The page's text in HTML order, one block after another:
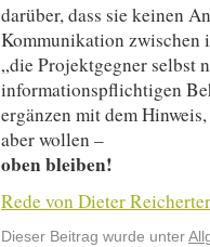
darüber, dass sie keinen
Kommunikation zwischen
„die Projektgegner selbst
informationspflichtigen
ergänzen mit dem
aber wollen –
oben bleiben!
Rede von Dieter
Dieser Beitrag wurde unter